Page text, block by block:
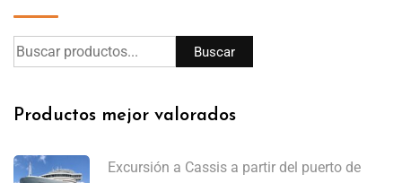
Buscar
Productos mejor valorados
Excursión a Cassis a partir del puerto de